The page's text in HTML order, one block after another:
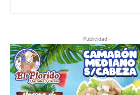
-Publicidad -